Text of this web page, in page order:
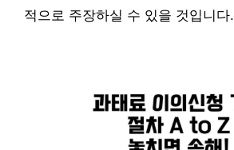
적으로 주장하실 수 있을 것입니다.